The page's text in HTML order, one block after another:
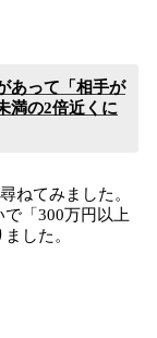
あって「相手が
満の2倍近くに
ねてみました。
で「300万円以上
した。